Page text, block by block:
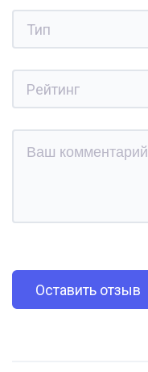
Оставить отзыв